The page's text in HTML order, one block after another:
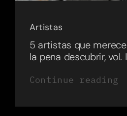
Artistas
5 artistas que merece
la pena descubrir, vol. I
Continue reading